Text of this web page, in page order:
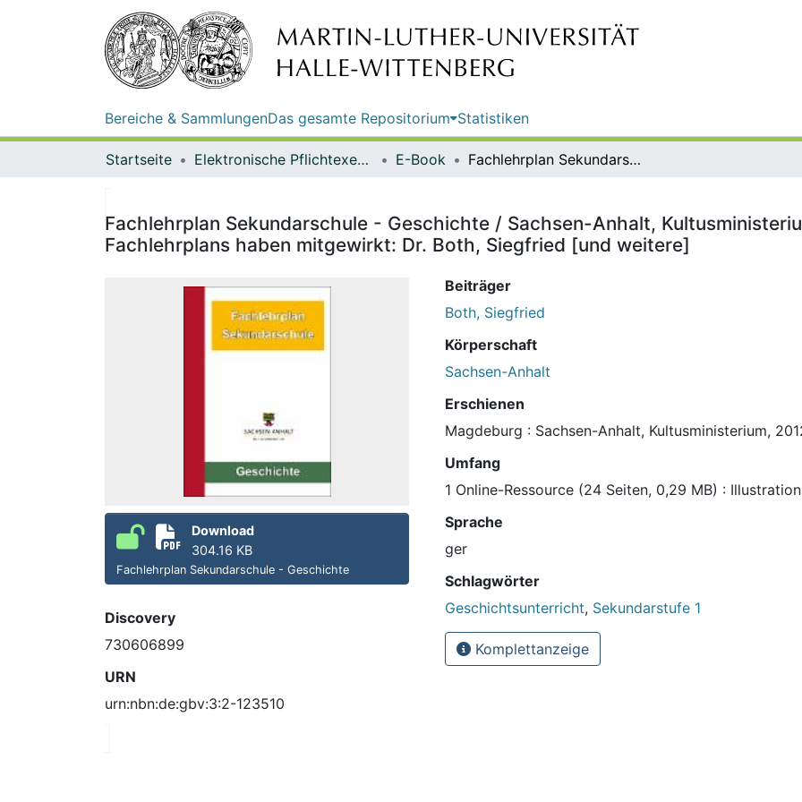
Bereiche & SammlungenDas gesamte Repositorium Statistiken
Startseite Elektronische Pflichtexemplare E-Book Fachlehrplan Sekundarschule - Geschichte / Sachsen-Anhalt, Kultusministerium ; an der Erarbeitung des Fachlehrplans haben mitgewirkt: Dr. Both, Siegfried [und weitere]
Fachlehrplan Sekundarschule - Geschichte / Sachsen-Anhalt,
Fachlehrplans haben mitgewirkt: Dr. Both, Siegfried [und weitere]
Download
304.16 KB
Fachlehrplan Sekundarschule - Geschichte
Discovery
730606899
URN
urn:nbn:de:gbv:3:2-123510
Beiträger
Both, Siegfried
Körperschaft
Sachsen-Anhalt
Erschienen
Magdeburg : Sachsen-Anhalt, Kultusministerium,
Umfang
1 Online-Ressource (24 Seiten, 0,29 MB) : Illustration
Sprache
ger
Schlagwörter
Geschichtsunterricht, Sekundarstufe 1
Komplettanzeige